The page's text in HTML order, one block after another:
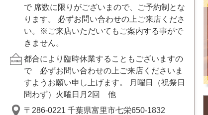
で 席数に限りがございまので、ご予約制とな
ります。 必ずお問い合わせの上ご来店くださ
い。※ご来店いただいてもご案内する事がで
きません。
都合により臨時休業することもございますの
で 必ずお問い合わせの上ご来店くださいま
すようお願い申し上げます。 月曜日（祝祭日
問わず）火曜日月2回 他
〒286-0221 千葉県富里市七栄650-1832